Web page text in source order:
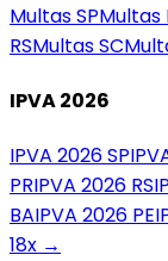
MultasSPMultas
RSMultasSC
IPVA 2026
IPVA 2026SP
PRIPVA 2026 RS
BAIPVA 2026 PE
18x →